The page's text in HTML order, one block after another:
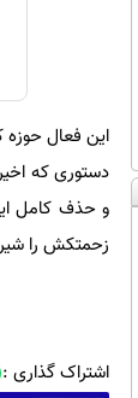
این فعال حوزه
دستوری که
و حذف کامل
زحمتکش را
اشتراک گذاری :